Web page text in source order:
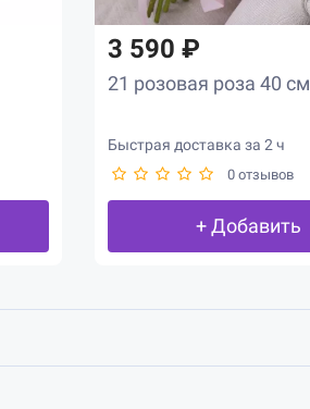
3 590 ₽
21 розовая роза 40 см
Быстрая доставка за 2 ч
0 отзывов
+ Добавить